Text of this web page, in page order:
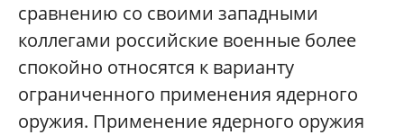
сравнению со своими западными
коллегами российские военные более
спокойно относятся к варианту
ограниченного применения ядерного
оружия. Применение ядерного оружия